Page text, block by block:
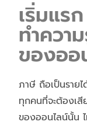
เริ่มแร
ทำควา
ของออ
ภาษี ถือเป็นราย
ทุกคนที่จะต้องเสี
ของออนไลน์นั้น